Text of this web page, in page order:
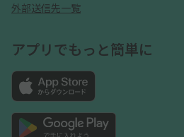
外部送信先一覧
アプリでもっと簡単に